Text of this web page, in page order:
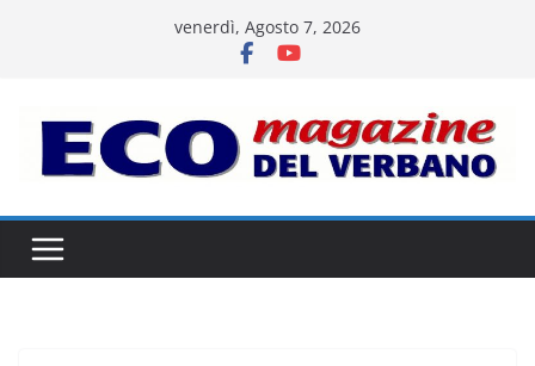
venerdì, Agosto 7, 2026